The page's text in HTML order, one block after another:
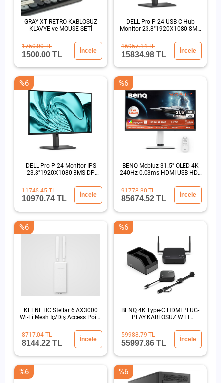
GRAY XT RETRO KABLOSUZ
KLAVYE ve MOUSE SETİ
1750.00 TL
1500.00 TL İncele
DELL Pro P 24 USB-C Hub
Monitor 23.8"1920X1080 8MS
16957.14 TL
15834.98 TL İncele
DELL Pro P 24 Monitor IPS
23.8"1920X1080 8MS DP
%6
11745.45 TL
10970.74 TL İncele
BENQ Mobiuz 31.5" OLED 4K
240Hz 0.03ms HDMI USB HDR
%6
91778.30 TL
85674.52 TL İncele
KEENETIC Stellar 6 AX3000
Wi-Fi Mesh İç/Dış Access Point
%6
8717.04 TL
8144.22 TL İncele
BENQ 4K Type-C HDMI PLUG-
PLAY KABLOSUZ WIFI
CIHAZI
%6
59988.79 TL
55997.86 TL İncele
%6 %6